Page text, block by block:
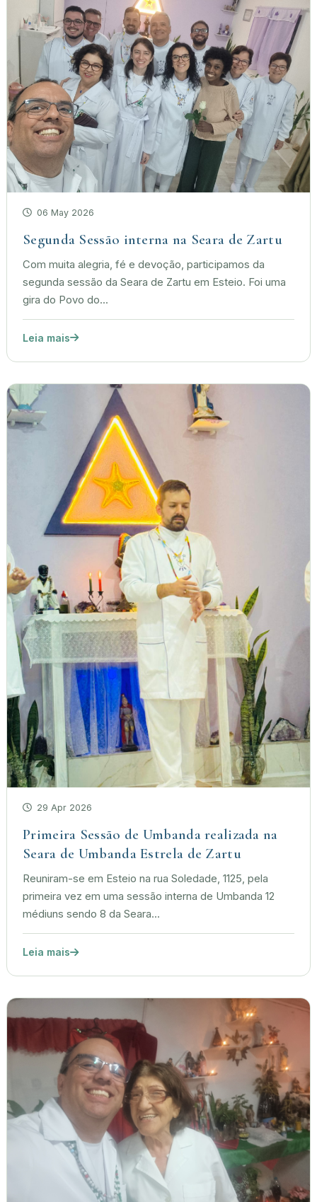
06 May 2026
Segunda Sessão interna na Seara de Zartu
Com muita alegria, fé e devoção, participamos da
segunda sessão da Seara de Zartu em Esteio. Foi uma
gira do Povo do...
Leia mais
29 Apr 2026
Primeira Sessão de Umbanda realizada na
Seara de Umbanda Estrela de Zartu
Reuniram-se em Esteio na rua Soledade, 1125, pela
primeira vez em uma sessão interna de Umbanda 12
médiuns sendo 8 da Seara...
Leia mais